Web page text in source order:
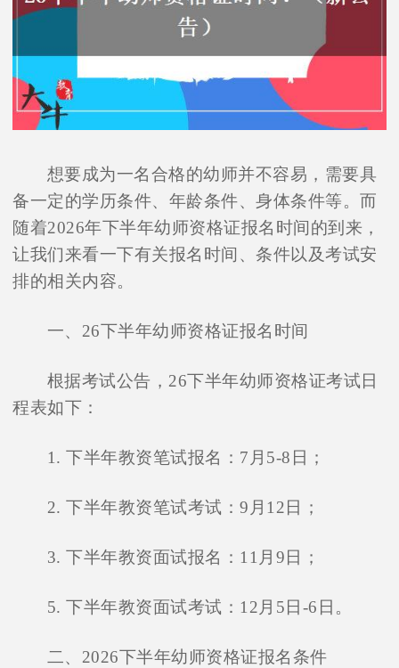
想要成为一名合格的幼师并不容易，需要具
备一定的学历条件、年龄条件、身体条件等。而
随着2026年下半年幼师资格证报名时间的到来，
让我们来看一下有关报名时间、条件以及考试安
排的相关内容。
一、26下半年幼师资格证报名时间
根据考试公告，26下半年幼师资格证考试日
程表如下：
1. 下半年教资笔试报名：7月5-8日；
2. 下半年教资笔试考试：9月12日；
3. 下半年教资面试报名：11月9日；
5. 下半年教资面试考试：12月5日-6日。
二、2026下半年幼师资格证报名条件